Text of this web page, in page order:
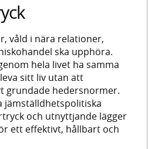
våld i nära relationer,
ska upphöra.
hela livet ha samma
sitt liv utan att
grundade hedersnormer.
jämställdhetspolitiska
och utnyttjande lägger
ett effektivt, hållbart och